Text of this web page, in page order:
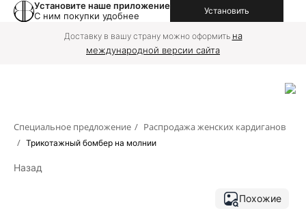
Установите наше приложение
С ним покупки удобнее
Установить
Доставку в вашу страну можно оформить на
международной версии сайта
Специальное предложение / Распродажа женских кардиганов
/ Трикотажный бомбер на молнии
Назад
Похожие